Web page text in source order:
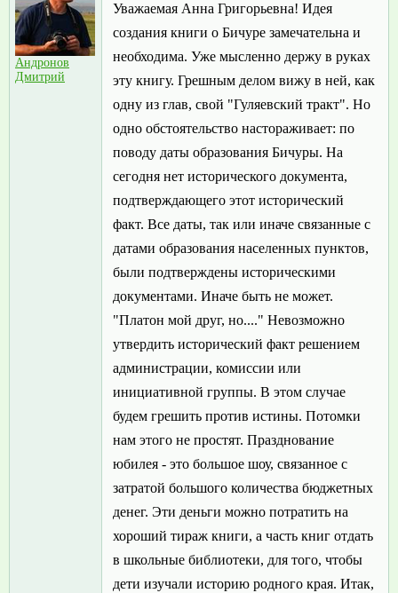
Андронов
Дмитрий
Уважаемая Анна Григорьевна! Идея
создания книги о Бичуре замечательна и
необходима. Уже мысленно держу в руках
эту книгу. Грешным делом вижу в ней, как
одну из глав, свой "Гуляевский тракт". Но
одно обстоятельство настораживает: по
поводу даты образования Бичуры. На
сегодня нет исторического документа,
подтверждающего этот исторический
факт. Все даты, так или иначе связанные с
датами образования населенных пунктов,
были подтверждены историческими
документами. Иначе быть не может.
"Платон мой друг, но...." Невозможно
утвердить исторический факт решением
администрации, комиссии или
инициативной группы. В этом случае
будем грешить против истины. Потомки
нам этого не простят. Празднование
юбилея - это большое шоу, связанное с
затратой большого количества бюджетных
денег. Эти деньги можно потратить на
хороший тираж книги, а часть книг отдать
в школьные библиотеки, для того, чтобы
дети изучали историю родного края. Итак,